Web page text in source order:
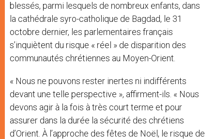
blessés, parmi lesquels de nombreux enfants, dans
la cathédrale syro-catholique de Bagdad, le 31
octobre dernier, les parlementaires français
s’inquiètent du risque « réel » de disparition des
communautés chrétiennes au Moyen-Orient.
« Nous ne pouvons rester inertes ni indifférents
devant une telle perspective », affirment-ils. « Nous
devons agir à la fois à très court terme et pour
assurer dans la durée la sécurité des chrétiens
d’Orient. À l’approche des fêtes de Noël, le risque de